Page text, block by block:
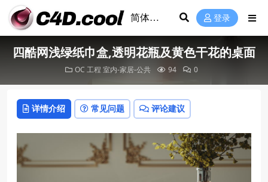
登录
四酷网浅绿纸巾盒,透明花瓶及黄色干花的桌面
OC 工程 室内-家居-公共 94 0
详情介绍 常见问题 评论建议